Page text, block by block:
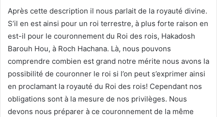
Après cette description il nous parlait de la royauté divine.
S’il en est ainsi pour un roi terrestre, à plus forte raison en
est-il pour le couronnement du Roi des rois, Hakadosh
Barouh Hou, à Roch Hachana. Là, nous pouvons
comprendre combien est grand notre mérite nous avons la
possibilité de couronner le roi si l’on peut s’exprimer ainsi
en proclamant la royauté du Roi des rois! Cependant nos
obligations sont à la mesure de nos privilèges. Nous
devons nous préparer à ce couronnement de la même